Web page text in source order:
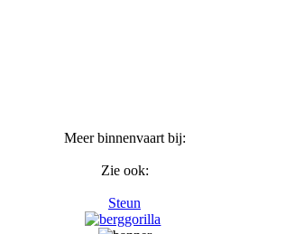
Meer binnenvaart bij:
Zie ook:
Steun